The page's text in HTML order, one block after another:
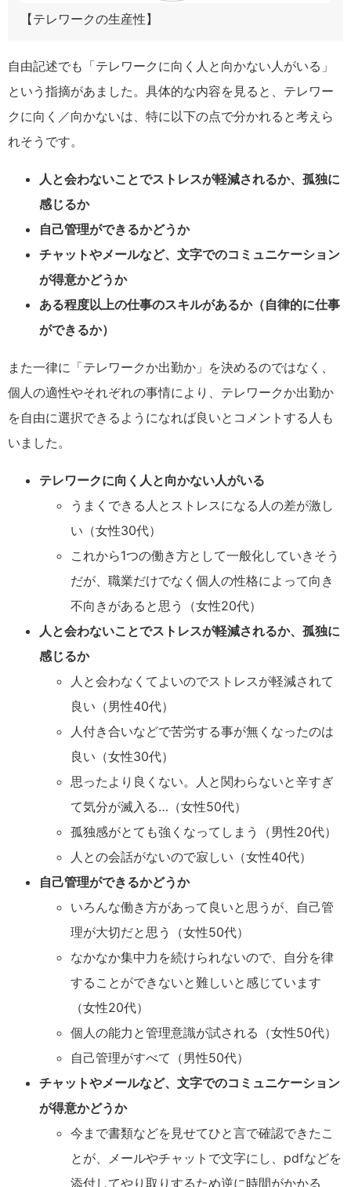
【テレワークの生産性】
自由記述でも「テレワークに向く人と向かない人がいる」
という指摘があました。具体的な内容を見ると、テレワー
クに向く／向かないは、特に以下の点で分かれると考えら
れそうです。
人と会わないことでストレスが軽減されるか、孤独に
感じるか
自己管理ができるかどうか
チャットやメールなど、文字でのコミュニケーション
が得意かどうか
ある程度以上の仕事のスキルがあるか（自律的に仕事
ができるか）
また一律に「テレワークか出勤か」を決めるのではなく、
個人の適性やそれぞれの事情により、テレワークか出勤か
を自由に選択できるようになれば良いとコメントする人も
いました。
テレワークに向く人と向かない人がいる
うまくできる人とストレスになる人の差が激し
い（女性30代）
これから1つの働き方として一般化していきそう
だが、職業だけでなく個人の性格によって向き
不向きがあると思う（女性20代）
人と会わないことでストレスが軽減されるか、孤独に
感じるか
人と会わなくてよいのでストレスが軽減されて
良い（男性40代）
人付き合いなどで苦労する事が無くなったのは
良い（女性30代）
思ったより良くない。人と関わらないと辛すぎ
て気分が滅入る…（女性50代）
孤独感がとても強くなってしまう（男性20代）
人との会話がないので寂しい（女性40代）
自己管理ができるかどうか
いろんな働き方があって良いと思うが、自己管
理が大切だと思う（女性50代）
なかなか集中力を続けられないので、自分を律
することができないと難しいと感じています
（女性20代）
個人の能力と管理意識が試される（女性50代）
自己管理がすべて（男性50代）
チャットやメールなど、文字でのコミュニケーション
が得意かどうか
今まで書類などを見せてひと言で確認できたこ
とが、メールやチャットで文字にし、pdfなどを
添付してやり取りするため逆に時間がかかる